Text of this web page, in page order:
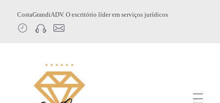
CostaGrandiADV. O escritório líder em serviços jurídicos